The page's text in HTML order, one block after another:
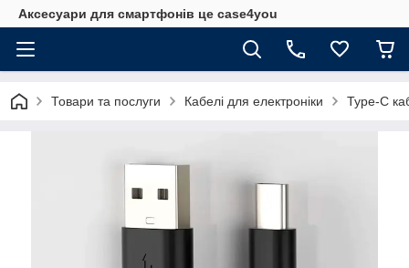
Аксесуари для смартфонів це case4you
Товари та послуги Кабелі для електроніки Type-C